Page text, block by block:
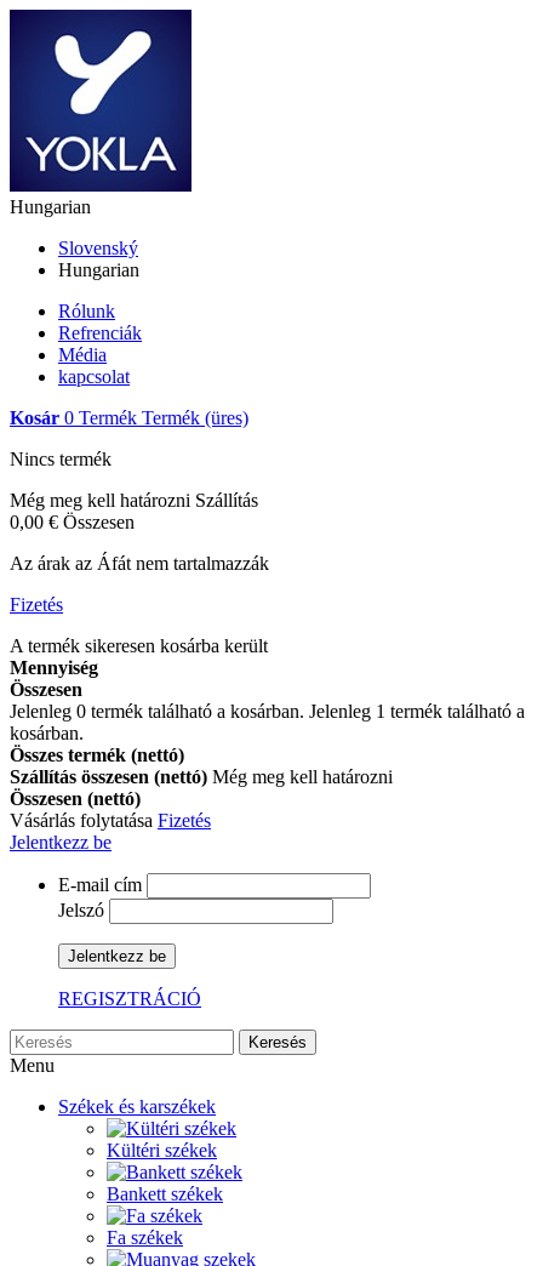
Hungarian
Slovenský
Hungarian
Rólunk
Refrenciák
Média
kapcsolat
Kosár 0 Termék Termék (üres)
Nincs termék
Még meg kell határozni Szállítás
0,00 € Összesen
Az árak az Áfát nem tartalmazzák
Fizetés
A termék sikeresen kosárba került
Mennyiség
Összesen
Jelenleg 0 termék található a kosárban. Jelenleg 1 termék található a
kosárban.
Összes termék (nettó)
Szállítás összesen (nettó) Még meg kell határozni
Összesen (nettó)
Vásárlás folytatása Fizetés
Jelentkezz be
E-mail cím
Jelszó
Jelentkezz be
REGISZTRÁCIÓ
Keresés
Menu
Székek és karszékek
Kültéri székek
Bankett székek
Fa székek